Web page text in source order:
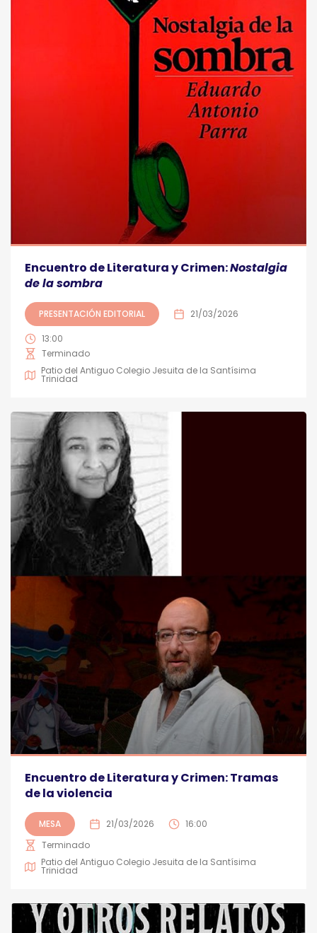
Encuentro de Literatura y Crimen:Nostalgia
de la sombra
PRESENTACIÓN EDITORIAL 21/03/2026
13:00
Terminado
Patio del Antiguo Colegio Jesuita de la Santísima
Trinidad
Encuentro de Literatura y Crimen: Tramas
de la violencia
MESA 21/03/2026
16:00
Terminado
Patio del Antiguo Colegio Jesuita de la Santísima
Trinidad